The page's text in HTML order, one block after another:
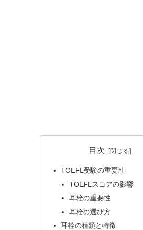
目次
TOEFL受験の重要性
TOEFLスコアの影響
耳栓の重要性
耳栓の選び方
耳栓の種類と特徴